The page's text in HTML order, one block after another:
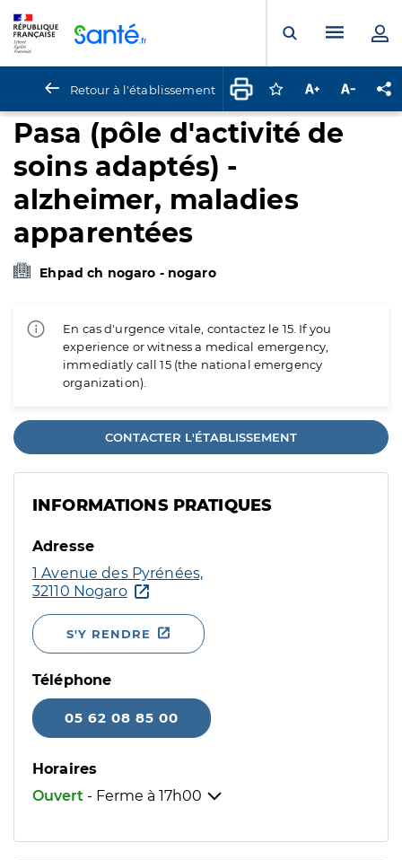
Ouvrir laMenu
Retour à l'établissement Connectez-vous
Augmenter la
Pasa (pôle d'activité de
soins adaptés) -
alzheimer, maladies
apparentées
Ehpad ch nogaro - nogaro
En cas d'urgence vitale, contactez le 15. If you
experience or witness a medical emergency,
immediatly call 15 (the national emergency
organization).
CONTACTER L'ÉTABLISSEMENT
INFORMATIONS PRATIQUES
Adresse
1 Avenue des Pyrénées,
32110 Nogaro
S'Y RENDRE
Téléphone
05 62 08 85 00
Horaires
Ouvert - Ferme à 17h00